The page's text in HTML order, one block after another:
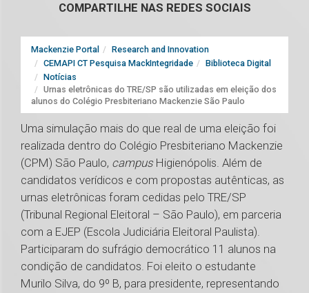
COMPARTILHE NAS REDES SOCIAIS
Mackenzie Portal
Research and Innovation
CEMAPI CT Pesquisa MackIntegridade
Biblioteca Digital
Notícias
Urnas eletrônicas do TRE/SP são utilizadas em eleição dos
alunos do Colégio Presbiteriano Mackenzie São Paulo
Uma simulação mais do que real de uma eleição foi
realizada dentro do Colégio Presbiteriano Mackenzie
(CPM) São Paulo, campus Higienópolis. Além de
candidatos verídicos e com propostas autênticas, as
urnas eletrônicas foram cedidas pelo TRE/SP
(Tribunal Regional Eleitoral – São Paulo), em parceria
com a EJEP (Escola Judiciária Eleitoral Paulista).
Participaram do sufrágio democrático 11 alunos na
condição de candidatos. Foi eleito o estudante
Murilo Silva, do 9º B, para presidente, representando